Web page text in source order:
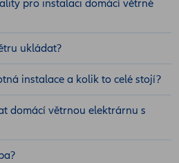
pro instalaci domácí větrné
ukládat?
instalace a kolik to celé stojí?
domácí větrnou elektrárnu s